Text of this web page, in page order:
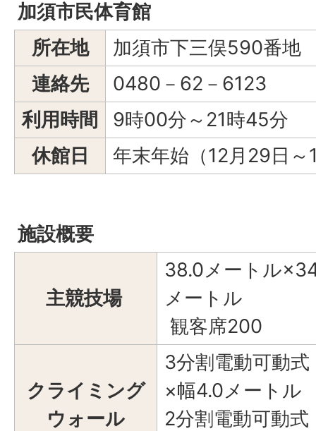
加須市民体育館
所在地
加須市下三俣590番地
連絡先
0480－62－6123
利用時間
9時00分～21時45分
休館日
年末年始（12月29日～
施設概要
主競技場
38.0メートル
メートル
観客席200
クライミング
ウォール
3分割電動可動
×幅4.0メートル
2分割電動可動